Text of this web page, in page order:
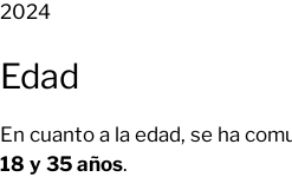
2024
Edad
En cuanto a la edad, se ha
18 y 35 años.